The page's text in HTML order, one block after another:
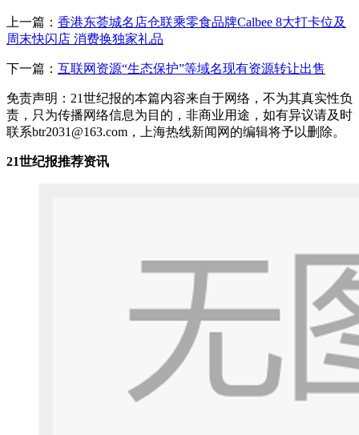
上一篇： 香港东荟城名店仓联乘零食品牌Calbee 8大打卡位及
周末快闪店 消费换独家礼品
下一篇： 互联网资源“生态保护”等域名现有资源转让出售
免责声明：21世纪报的本篇内容来自于网络，不为其真实性负
责，只为传播网络信息为目的，非商业用途，如有异议请及时
联系btr2031@163.com，上海热线新闻网的编辑将予以删除。
21世纪报推荐资讯